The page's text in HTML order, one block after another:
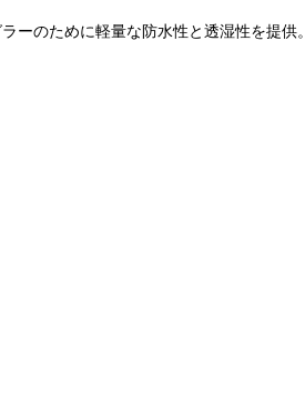
ーのために軽量な防水性と透湿性を提供。